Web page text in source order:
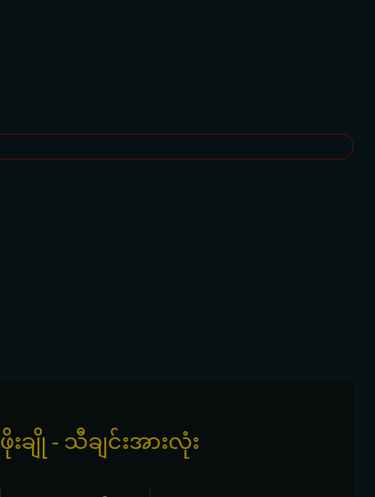
ဖိုးချို - သီချင်းအားလုံး